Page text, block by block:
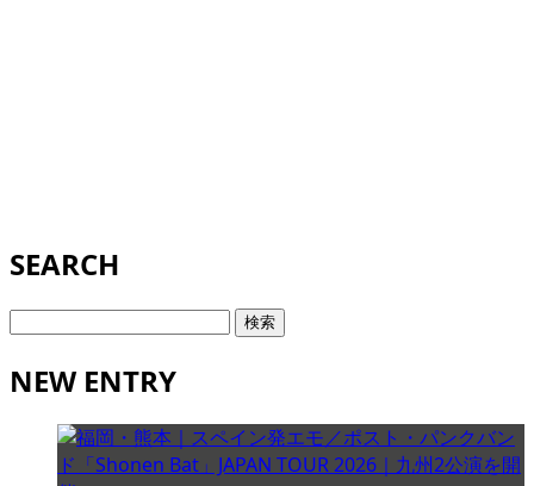
SEARCH
検
NEW ENTRY